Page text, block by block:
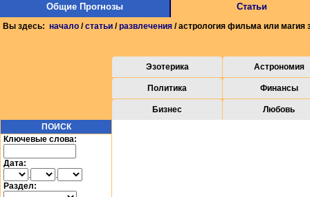
Общие Прогнозы Статьи
Вы здесь: начало /статьи /развлечения / астрология фильма или магия
Эзотерика Астрономия
Политика Финансы
Бизнес
Любовь
ПОИСК
Ключевые слова:
Дата:
.
.
Раздел: